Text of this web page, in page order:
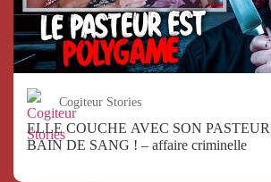
Cogiteur Stories
ELLE COUCHE AVEC SON
BAIN DE SANG ! – affaire criminelle